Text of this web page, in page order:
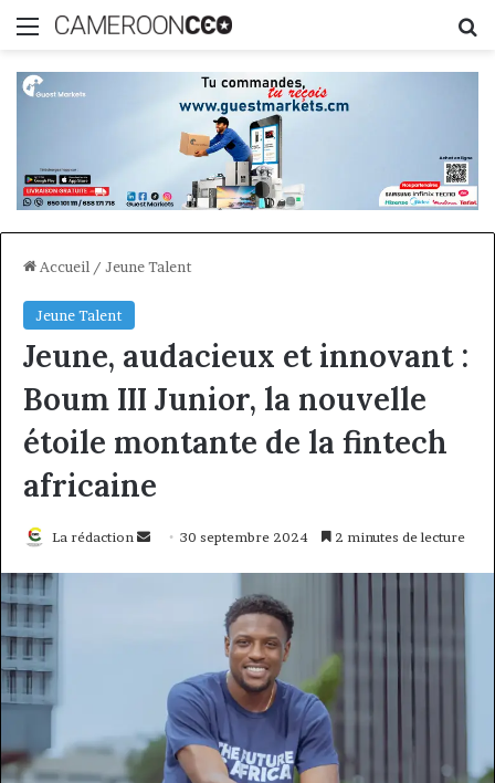
Menu
Accueil / Jeune Talent
Jeune Talent
Jeune, audacieux et innovant :
Boum III Junior, la nouvelle
étoile montante de la fintech
africaine
La rédaction
Envoyer30 septembre 2024 2 minutes de lecture